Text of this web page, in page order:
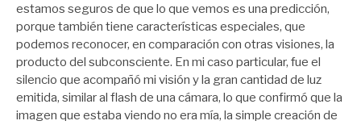
estamos seguros de que lo que vemos es una predicción,
porque también tiene características especiales, que
podemos reconocer, en comparación con otras visiones, la
producto del subconsciente. En mi caso particular, fue el
silencio que acompañó mi visión y la gran cantidad de luz
emitida, similar al flash de una cámara, lo que confirmó que la
imagen que estaba viendo no era mía, la simple creación de